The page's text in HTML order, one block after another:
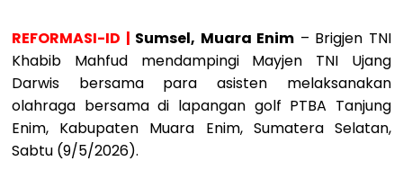
REFORMASI-ID | Sumsel, Muara Enim – Brigjen TNI
Khabib Mahfud mendampingi Mayjen TNI Ujang
Darwis bersama para asisten melaksanakan
olahraga bersama di lapangan golf PTBA Tanjung
Enim, Kabupaten Muara Enim, Sumatera Selatan,
Sabtu (9/5/2026).